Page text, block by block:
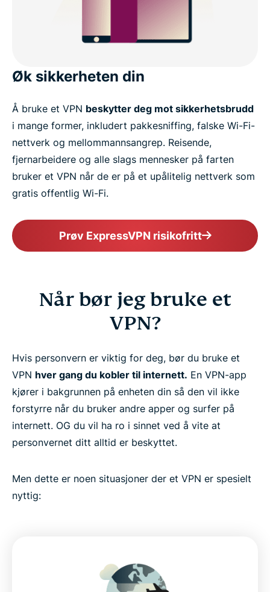
Øk sikkerheten din
Å bruke et VPN beskytter deg mot sikkerhetsbrudd
i mange former, inkludert pakkesniffing, falske Wi-Fi-
nettverk og mellommannsangrep. Reisende,
fjernarbeidere og alle slags mennesker på farten
bruker et VPN når de er på et upålitelig nettverk som
gratis offentlig Wi-Fi.
Prøv ExpressVPN risikofritt
Når bør jeg bruke et
VPN?
Hvis personvern er viktig for deg, bør du bruke et
VPN hver gang du kobler til internett. En VPN-app
kjører i bakgrunnen på enheten din så den vil ikke
forstyrre når du bruker andre apper og surfer på
internett. OG du vil ha ro i sinnet ved å vite at
personvernet ditt alltid er beskyttet.
Men dette er noen situasjoner der et VPN er spesielt
nyttig: